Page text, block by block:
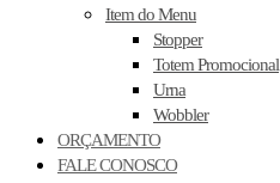
Item do Menu
Stopper
Totem Promocional
Urna
Wobbler
ORÇAMENTO
FALE CONOSCO